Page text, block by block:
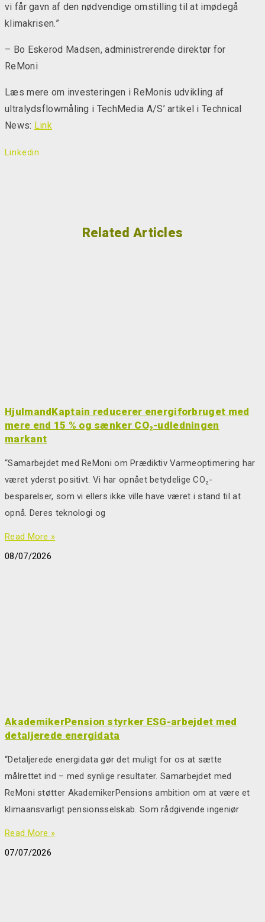
vi får gavn af den nødvendige omstilling til at imødegå
klimakrisen.”
– Bo Eskerod Madsen, administrerende direktør for
ReMoni
Læs mere om investeringen i ReMonis udvikling af
ultralydsflowmåling i TechMedia A/S’ artikel i Technical
News: Link
Linkedin
Related Articles
HjulmandKaptain reducerer energiforbruget med
mere end 15 % og sænker CO₂-udledningen
markant
“Samarbejdet med ReMoni om Prædiktiv Varmeoptimering har
været yderst positivt. Vi har opnået betydelige CO₂-
besparelser, som vi ellers ikke ville have været i stand til at
opnå. Deres teknologi og
Read More »
08/07/2026
AkademikerPension styrker ESG-arbejdet med
detaljerede energidata
“Detaljerede energidata gør det muligt for os at sætte
målrettet ind – med synlige resultater. Samarbejdet med
ReMoni støtter AkademikerPensions ambition om at være et
klimaansvarligt pensionsselskab. Som rådgivende ingeniør
Read More »
07/07/2026